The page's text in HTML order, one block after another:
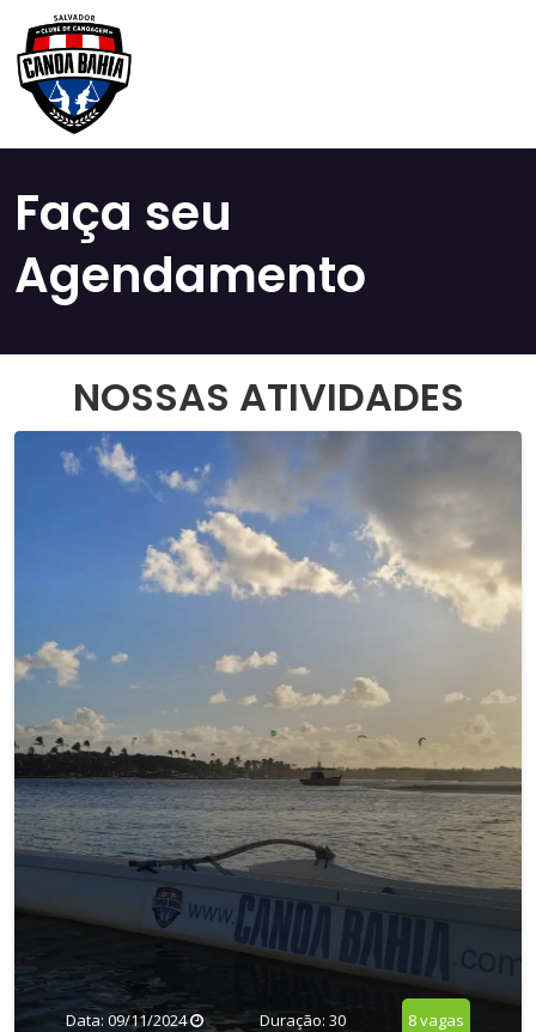
Faça seu
Agendamento
NOSSAS ATIVIDADES
Data: 09/11/2024 Duração: 30 8 vagas